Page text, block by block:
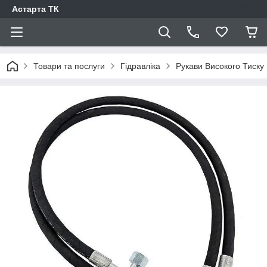
Астарта ТК
Товари та послуги Гідравліка Рукави Високого